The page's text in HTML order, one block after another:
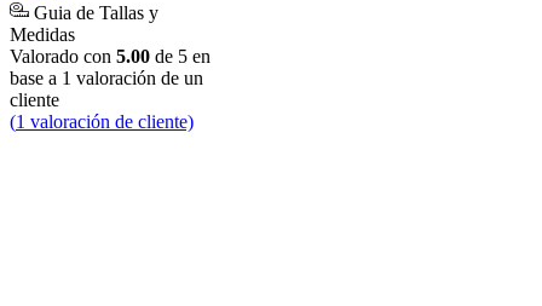
Guia de Tallas y
Medidas
Valorado con 5.00 de 5 en
base a 1 valoración de un
cliente
(1 valoración de cliente)